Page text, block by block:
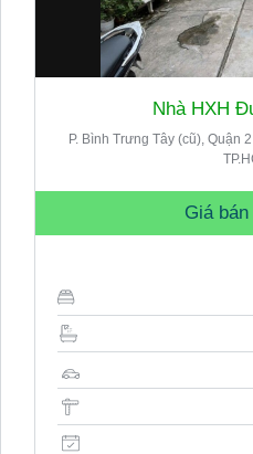
Nhà HXH
P. Bình Trưng Tây (cũ), Quận
Giá bán